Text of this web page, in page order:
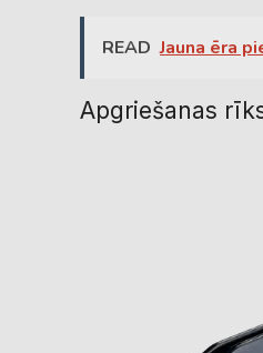
READ Jauna ēra
Apgriešanas